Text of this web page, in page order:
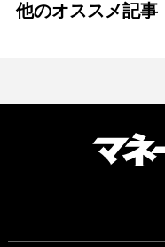
他のオススメ記事